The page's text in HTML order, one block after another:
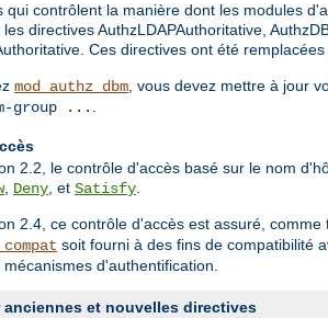
qui contrôlent la manière dont les modules
directives AuthzLDAPAuthoritative,
Ces directives ont été
mod_authz_dbm, vous devez mettre à jour
group ... .
2.2, le contrôle d'accès basé sur le nom
, Deny, et Satisfy.
2.4, ce contrôle d'accès est assuré,
soit fourni à des fins de compatibilité
mécanismes d'authentification.
anciennes et nouvelles directives